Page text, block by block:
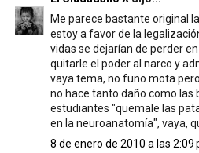
Me parece bastante original
estoy a favor de la
vidas se dejarían de perder
quitarle el poder al narco y
vaya tema, no funo mota
no hace tanto daño como las
estudiantes "quemale las
en la neuroanatomía", vaya,
8 de enero de 2010 a las 2:09